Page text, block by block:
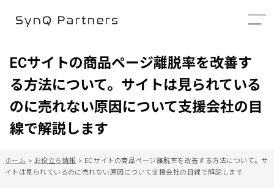
ECサイトの商品ページ離脱率を改善す
る方法について。サイトは見られている
のに売れない原因について支援会社の目
線で解説します
ホーム > お役立ち情報 > ECサイトの商品ページ離脱率を改善する方法について。サ
イトは見られているのに売れない原因について支援会社の目線で解説します